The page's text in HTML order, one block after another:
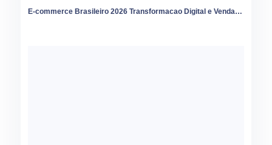
E-commerce Brasileiro 2026 Transformacao Digital e Vendas Online